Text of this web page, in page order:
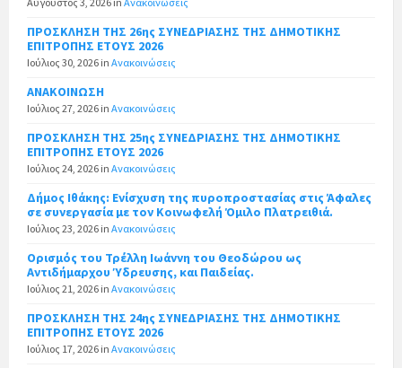
ΠΡΟΣΚΛΗΣΗ ΤΗΣ 26ης ΣΥΝΕΔΡΙΑΣΗΣ ΤΗΣ ΔΗΜΟΤΙΚΗΣ
ΕΠΙΤΡΟΠΗΣ ΕΤΟΥΣ 2026
Ιούλιος 30, 2026 in Ανακοινώσεις
ΑΝΑΚΟΙΝΩΣΗ
Ιούλιος 27, 2026 in Ανακοινώσεις
ΠΡΟΣΚΛΗΣΗ ΤΗΣ 25ης ΣΥΝΕΔΡΙΑΣΗΣ ΤΗΣ ΔΗΜΟΤΙΚΗΣ
ΕΠΙΤΡΟΠΗΣ ΕΤΟΥΣ 2026
Ιούλιος 24, 2026 in Ανακοινώσεις
Δήμος Ιθάκης: Ενίσχυση της πυροπροστασίας στις Άφαλες
σε συνεργασία με τον Κοινωφελή Όμιλο Πλατρειθιά.
Ιούλιος 23, 2026 in Ανακοινώσεις
Ορισμός του Τρέλλη Ιωάννη του Θεοδώρου ως
Αντιδήμαρχου Ύδρευσης, και Παιδείας.
Ιούλιος 21, 2026 in Ανακοινώσεις
ΠΡΟΣΚΛΗΣΗ ΤΗΣ 24ης ΣΥΝΕΔΡΙΑΣΗΣ ΤΗΣ ΔΗΜΟΤΙΚΗΣ
ΕΠΙΤΡΟΠΗΣ ΕΤΟΥΣ 2026
Ιούλιος 17, 2026 in Ανακοινώσεις